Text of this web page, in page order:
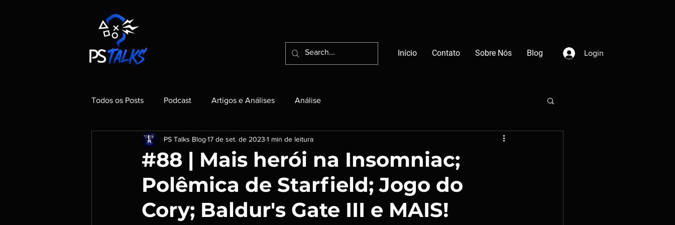
Início Contato Sobre Nós Blog Login
Todos os Posts Podcast Artigos e Análises Análise
#88 | Mais herói na Insomniac;
Polêmica de Starfield; Jogo do
Cory; Baldur's Gate III e MAIS!
PS Talks Blog 17 de set. de 2023 1 min de leitura